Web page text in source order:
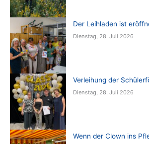
Der Leihladen ist
Dienstag, 28. Juli 2026
Verleihung der
Dienstag, 28. Juli 2026
Wenn der Clown ins